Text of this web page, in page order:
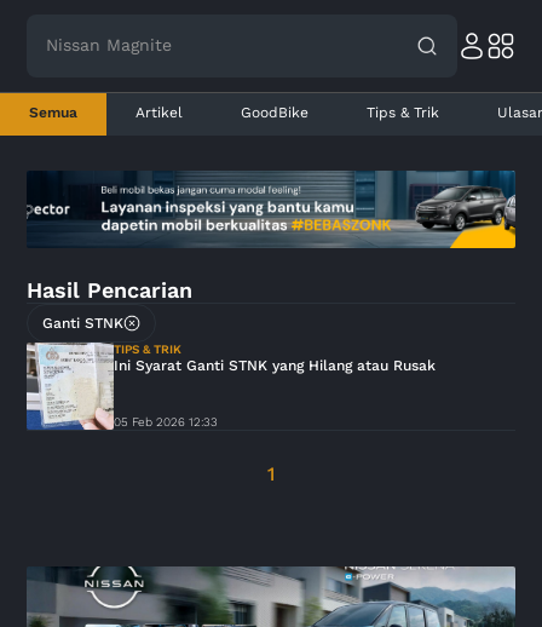
Nissan Magnite
Semua Artikel GoodBike Tips & Trik
Hasil Pencarian
Ganti STNK
TIPS & TRIK
Ini Syarat Ganti STNK yang Hilang atau Rusak
05 Feb 2026 12:33
1